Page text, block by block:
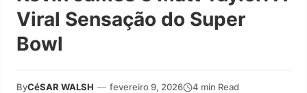
Viral Sensação do Super
Bowl
ByCéSAR WALSH — fevereiro 9, 2026 4 min Read